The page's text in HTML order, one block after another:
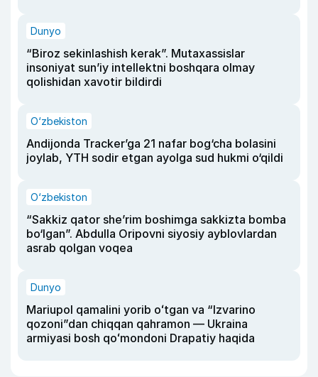
Dunyo
“Biroz sekinlashish kerak”. Mutaxassislar
insoniyat sun’iy intellektni boshqara olmay
qolishidan xavotir bildirdi
O‘zbekiston
Andijonda Tracker’ga 21 nafar bog‘cha bolasini
joylab, YTH sodir etgan ayolga sud hukmi o‘qildi
O‘zbekiston
“Sakkiz qator she’rim boshimga sakkizta bomba
bo‘lgan”. Abdulla Oripovni siyosiy ayblovlardan
asrab qolgan voqea
Dunyo
Mariupol qamalini yorib oʻtgan va “Izvarino
qozoni”dan chiqqan qahramon — Ukraina
armiyasi bosh qoʻmondoni Drapatiy haqida